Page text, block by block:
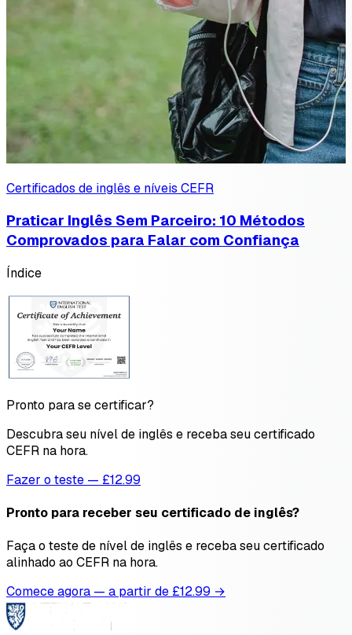
Certificados de inglês e níveis CEFR
Praticar Inglês Sem Parceiro: 10 Métodos
Comprovados para Falar com Confiança
Índice
Pronto para se certificar?
Descubra seu nível de inglês e receba seu certificado
CEFR na hora.
Fazer o teste — £12.99
Pronto para receber seu certificado de inglês?
Faça o teste de nível de inglês e receba seu certificado
alinhado ao CEFR na hora.
Comece agora — a partir de £12.99 →